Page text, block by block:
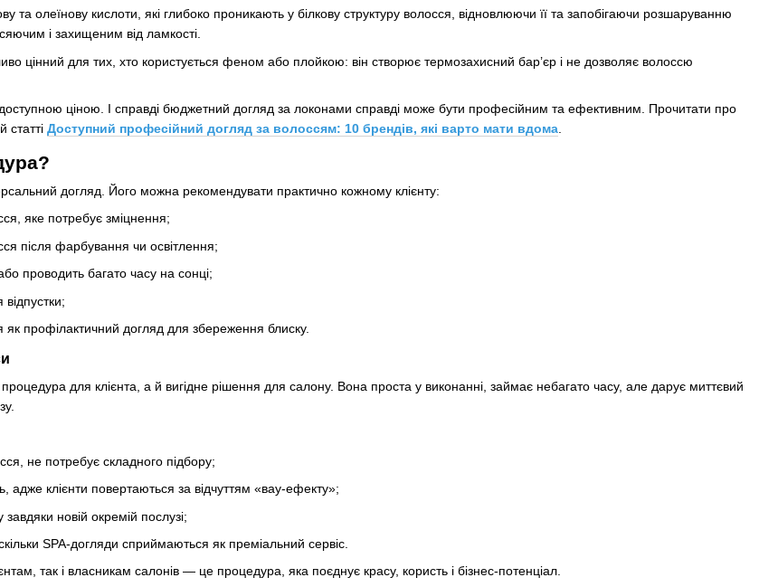
та олеїнову кислоти, які глибоко проникають у білкову структуру волосся, відновлюючи її та запобігаючи розшаруванню
і захищеним від ламкості.
цінний для тих, хто користується феном або плойкою: він створює термозахисний бар’єр і не дозволяє волоссю
доступною ціною. І справді бюджетний догляд за локонами справді може бути професійним та ефективним. Прочитати про
Доступний професійний догляд за волоссям: 10 брендів, які варто мати вдома
догляд. Його можна рекомендувати практично кожному клієнту:
яке потребує зміцнення;
після фарбування чи освітлення;
проводить багато часу на сонці;
як профілактичний догляд для збереження блиску.
для клієнта, а й вигідне рішення для салону. Вона проста у виконанні, займає небагато часу, але дарує миттєвий
не потребує складного підбору;
адже клієнти повертаються за відчуттям «вау-ефекту»;
новій окремій послузі;
SPA-догляди сприймаються як преміальний сервіс.
так і власникам салонів — це процедура, яка поєднує красу, користь і бізнес-потенціал.